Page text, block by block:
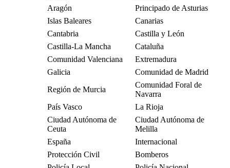
Aragón
Principado de Asturias
Islas Baleares
Canarias
Cantabria
Castilla y León
Castilla-La Mancha
Cataluña
Comunidad Valenciana
Extremadura
Galicia
Comunidad de Madrid
Región de Murcia
Comunidad Foral de
Navarra
País Vasco
La Rioja
Ciudad Autónoma de
Ceuta
Ciudad Autónoma de
Melilla
España
Internacional
Protección Civil
Bomberos